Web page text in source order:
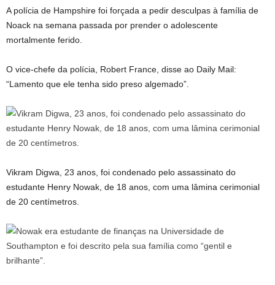
A polícia de Hampshire foi forçada a pedir desculpas à família de
Noack na semana passada por prender o adolescente
mortalmente ferido.
O vice-chefe da polícia, Robert France, disse ao Daily Mail:
“Lamento que ele tenha sido preso algemado”.
Vikram Digwa, 23 anos, foi condenado pelo assassinato do
estudante Henry Nowak, de 18 anos, com uma lâmina cerimonial
de 20 centímetros.